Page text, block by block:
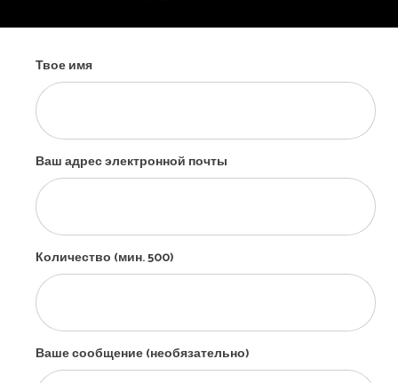
Твое имя
Ваш адрес электронной почты
Количество (мин. 500)
Ваше сообщение (необязательно)